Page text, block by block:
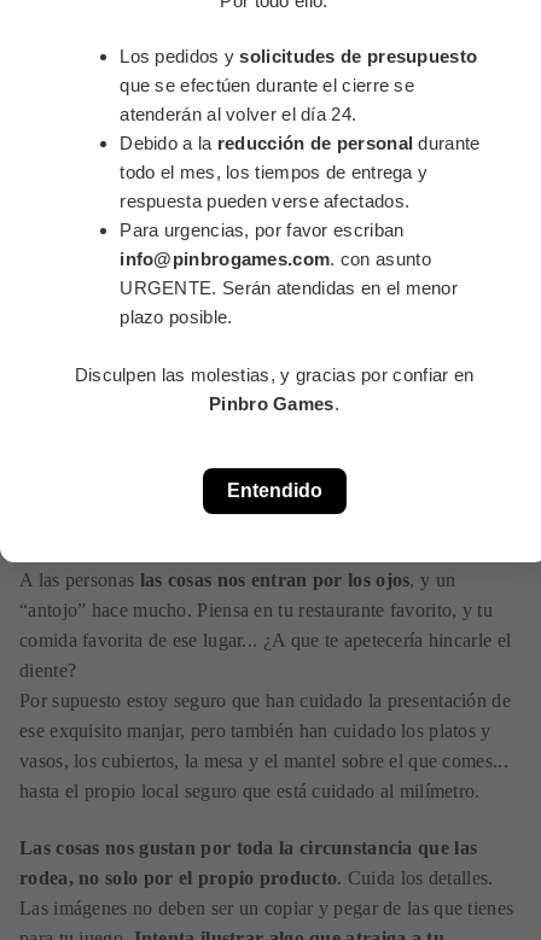
supuesto alguna que otra guasa o bromilla siempre resulta
Explica cómo se te ocurrió comenzar este proyecto, las cosas
que has hecho hasta ahora. Y además nunca viene mal que
expliques a que destinarás cada parte del dinero que recibas.
RECUERDA:Las campañas están pensadas para sacar
proyectos adelante que no podrían ver la luz de otra
manera, NO está bien visto que las uses con ánimo de lucro
usarás para dar durabilidad a tu proyecto en el futuro
invirtiendo en próximas ediciones, así como emplearlo en
A las personas las cosas nos entran por los ojos, y un
“antojo” hace mucho. Piensa en tu restaurante favorito, y tu
comida favorita de ese lugar... ¿A que te apetecería hincarle el
diente?
Por supuesto estoy seguro que han cuidado la presentación de
ese exquisito manjar, pero también han cuidado los platos y
vasos, los cubiertos, la mesa y el mantel sobre el que comes...
hasta el propio local seguro que está cuidado al milímetro.
Las cosas nos gustan por toda la circunstancia que las
rodea, no solo por el propio producto. Cuida los detalles.
Las imágenes no deben ser un copiar y pegar de las que tienes
This popup will close in:
Los pedidos ysolicitudes de presupuesto
que se efectúen durante el cierre se
atenderán al volver el día 24.
Debido a la reducción de personal durante
todo el mes, los tiempos de entrega y
respuesta pueden verse afectados.
Para urgencias, por favor escriban
info@pinbrogames.com. con asunto
URGENTE. Serán atendidas en el menor
plazo posible.
Disculpen las molestias, y gracias por confiar en
Pinbro Games.
Entendido
CLOSE